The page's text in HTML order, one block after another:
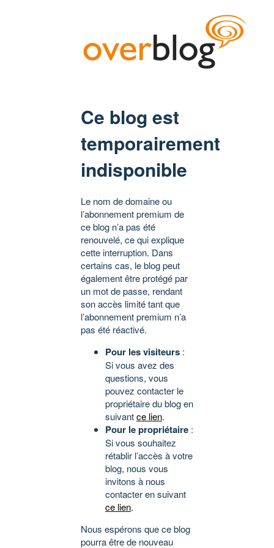
Ce blog est
temporairement
indisponible
Le nom de domaine ou
l’abonnement premium de
ce blog n’a pas été
renouvelé, ce qui explique
cette interruption. Dans
certains cas, le blog peut
également être protégé par
un mot de passe, rendant
son accès limité tant que
l’abonnement premium n’a
pas été réactivé.
Pour les visiteurs :
Si vous avez des
questions, vous
pouvez contacter le
propriétaire du blog en
suivantce lien.
Pour le propriétaire :
Si vous souhaitez
rétablir l’accès à votre
blog, nous vous
invitons à nous
contacter en suivant
ce lien.
Nous espérons que ce blog
pourra être de nouveau